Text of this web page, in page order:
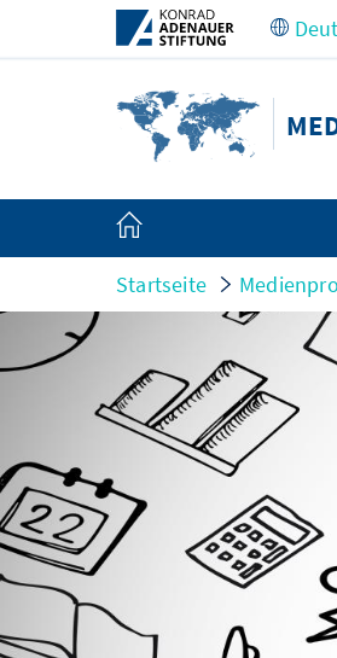
Zum Hauptinhalt springen
Startseite